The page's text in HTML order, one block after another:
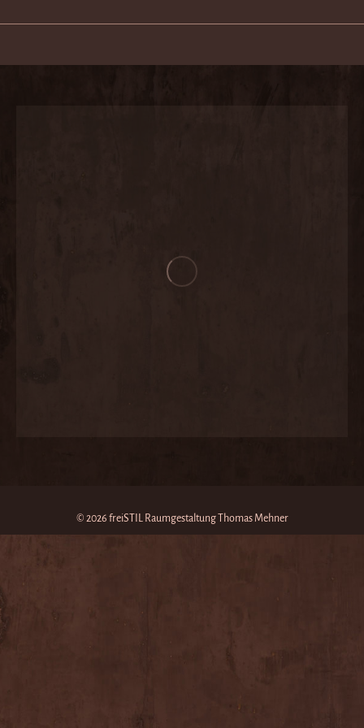
© 2026 freiSTIL Raumgestaltung Thomas Mehner